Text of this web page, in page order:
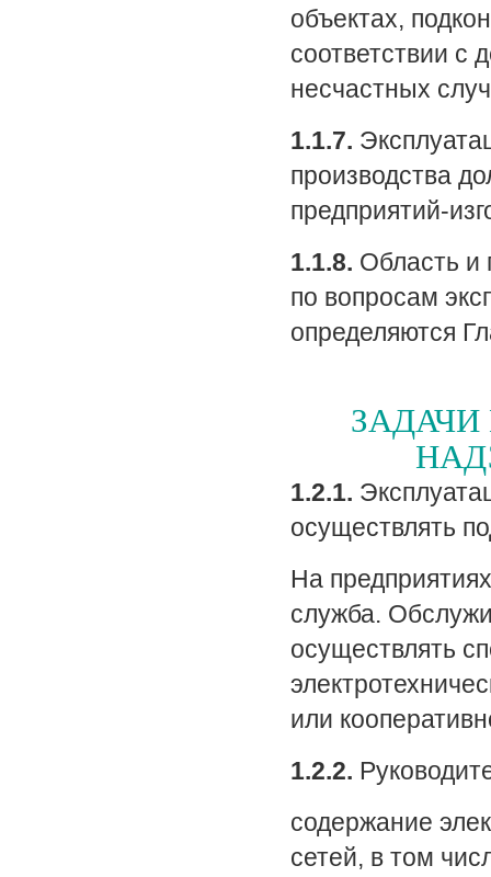
объектах,
соответствии с
несчастных
1.1.7.
производства
предприятий-
1.1.8. Область и
по вопросам
определяются
1.2.1.
осуществлять
На
служба.
осуществлять
или
1.2.2.
содержание
сетей, в том